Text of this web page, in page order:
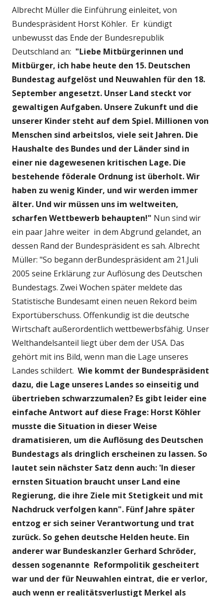
Albrecht Müller die Einführung einleitet, von
Bundespräsident Horst Köhler. Er kündigt
unbewusst das Ende der Bundesrepublik
Deutschland an: "Liebe Mitbürgerinnen und
Mitbürger, ich habe heute den 15. Deutschen
Bundestag aufgelöst und Neuwahlen für den 18.
September angesetzt. Unser Land steckt vor
gewaltigen Aufgaben. Unsere Zukunft und die
unserer Kinder steht auf dem Spiel. Millionen von
Menschen sind arbeitslos, viele seit Jahren. Die
Haushalte des Bundes und der Länder sind in
einer nie dagewesenen kritischen Lage. Die
bestehende föderale Ordnung ist überholt. Wir
haben zu wenig Kinder, und wir werden immer
älter. Und wir müssen uns im weltweiten,
scharfen Wettbewerb behaupten!" Nun sind wir
ein paar Jahre weiter in dem Abgrund gelandet, an
dessen Rand der Bundespräsident es sah. Albrecht
Müller: "So begann derBundespräsident am 21.Juli
2005 seine Erklärung zur Auflösung des Deutschen
Bundestags. Zwei Wochen später meldete das
Statistische Bundesamt einen neuen Rekord beim
Exportüberschuss. Offenkundig ist die deutsche
Wirtschaft außerordentlich wettbewerbsfähig. Unser
Welthandelsanteil liegt über dem der USA. Das
gehört mit ins Bild, wenn man die Lage unseres
Landes schildert. Wie kommt der Bundespräsident
dazu, die Lage unseres Landes so einseitig und
übertrieben schwarzzumalen? Es gibt leider eine
einfache Antwort auf diese Frage: Horst Köhler
musste die Situation in dieser Weise
dramatisieren, um die Auflösung des Deutschen
Bundestags als dringlich erscheinen zu lassen. So
lautet sein nächster Satz denn auch: 'In dieser
ernsten Situation braucht unser Land eine
Regierung, die ihre Ziele mit Stetigkeit und mit
Nachdruck verfolgen kann". Fünf Jahre später
entzog er sich seiner Verantwortung und trat
zurück. So gehen deutsche Helden heute. Ein
anderer war Bundeskanzler Gerhard Schröder,
dessen sogenannte Reformpolitik gescheitert
war und der für Neuwahlen eintrat, die er verlor,
auch wenn er realitätsverlustigt Merkel als